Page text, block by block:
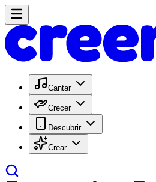
Cantar
Crecer
Descubrir
Crear